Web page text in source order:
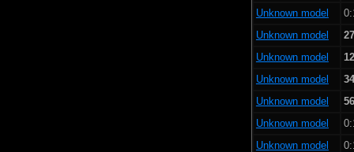
Unknown model
Unknown model
Unknown model
Unknown model
Unknown model
Unknown model
Unknown model